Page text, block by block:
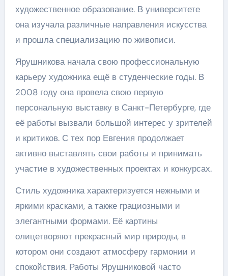
художественное образование. В университете
она изучала различные направления искусства
и прошла специализацию по живописи.
Ярушникова начала свою профессиональную
карьеру художника ещё в студенческие годы. В
2008 году она провела свою первую
персональную выставку в Санкт-Петербурге, где
её работы вызвали большой интерес у зрителей
и критиков. С тех пор Евгения продолжает
активно выставлять свои работы и принимать
участие в художественных проектах и конкурсах.
Стиль художника характеризуется нежными и
яркими красками, а также грациозными и
элегантными формами. Её картины
олицетворяют прекрасный мир природы, в
котором они создают атмосферу гармонии и
спокойствия. Работы Ярушниковой часто